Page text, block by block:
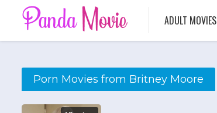
ADULT MOVIES
Porn Movies from Britney Moore